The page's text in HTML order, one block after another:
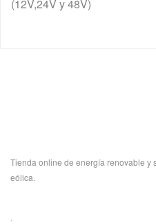
(12V,24V y 48V)
Tienda online de energía renovable y
eólica.
.